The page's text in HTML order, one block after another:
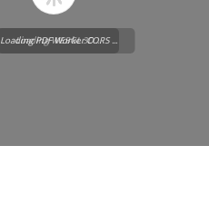
Loading WEBGL 3D ...
Loading PDF Worker CORS ...